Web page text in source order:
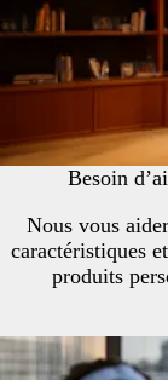
Besoin
Nous vous
caractéristiques
produits